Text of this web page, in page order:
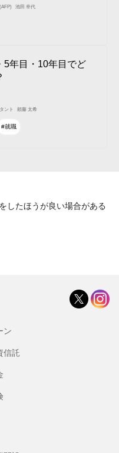
池田 幸代
5年目・10年目でど
ント 頼藤 太希
#就職
したほうが良い場合がある
ン
信託